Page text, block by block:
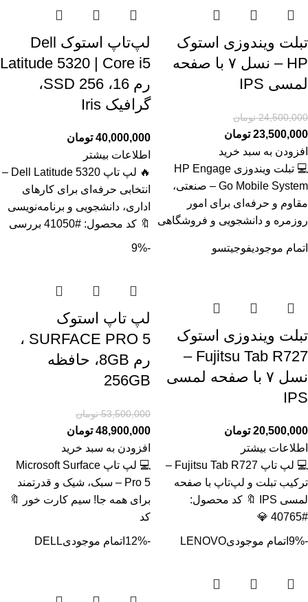
تبلت ویندوزی استوک
HP – نسل ۷ با صفحه
لمسی IPS
24,500,000 تومان
23,500,000 تومان
افزودن به سبد خرید
💻 تبلت ویندوزی HP Engage
Go Mobile System – صنعتی،
مقاوم و حرفه‌ای برای امور
روزمره و دانشجویی و فروشگاهی
لپ‌تاپ استوک Dell
Latitude 5320 | Core i5
رم 16، SSD 256،
گرافیک Iris
40,000,000 تومان
اطلاعات بیشتر
🔥 لپ تاپ Dell Latitude 5320 –
انتخابی حرفه‌ای برای کارهای
اداری، دانشجویی و برنامه‌نویسی
🔖 کد محصول: #41050 بررسی
اتمام موجودیفوجیتسو
تبلت ویندوزی استوک
Fujitsu Tab R727 –
نسل ۷ با صفحه لمسی
IPS
20,500,000 تومان
اطلاعات بیشتر
💻 لپ تاپ Fujitsu Tab R727 –
ترکیب تبلت و لپ‌تاپ با صفحه
لمسی IPS 🔖 کد محصول:
#40765 💎
-9%
لپ تاپ استوک
SURFACE PRO 5 ،
رم 8GB، حافظه
256GB
53,500,000 تومان
48,900,000 تومان
افزودن به سبد خرید
💻 لپ تاپ Microsoft Surface
Pro 5 – سبک، شیک و قدرتمند
برای همه جا! سیم کارت خور 🔖
کد
-9% اتمام موجودیLENOVO
-12% اتمام موجودیDELL